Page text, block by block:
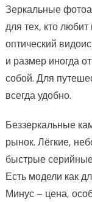
Зеркальные
для тех, кто
оптический
и размер иногда
собой. Для
всегда удобно.
Беззеркальные
рынок. Лёгкие,
быстрые
Есть модели как
Минус – цена,